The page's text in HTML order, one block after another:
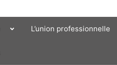
L’union professionnelle